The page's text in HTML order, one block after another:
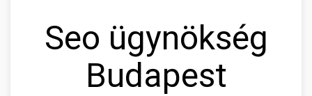
Seo ügynökség
Budapest